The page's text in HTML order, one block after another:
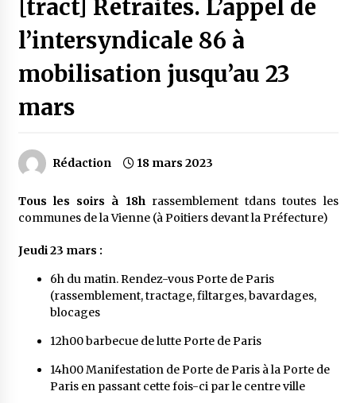
[tract] Retraites. L’appel de
l’intersyndicale 86 à
mobilisation jusqu’au 23
mars
Rédaction 18 mars 2023
Tous les soirs à 18hrassemblement tdans toutes les
communes de la Vienne (à Poitiers devant la Préfecture)
Jeudi 23 mars :
6h du matin. Rendez-vous Porte de Paris
(rassemblement, tractage, filtarges, bavardages,
blocages
12h00 barbecue de lutte Porte de Paris
14h00 Manifestation de Porte de Paris à la Porte de
Paris en passant cette fois-ci par le centre ville